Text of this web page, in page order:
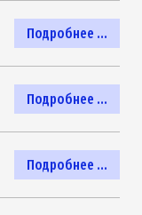
Подробнее ...
Подробнее ...
Подробнее ...